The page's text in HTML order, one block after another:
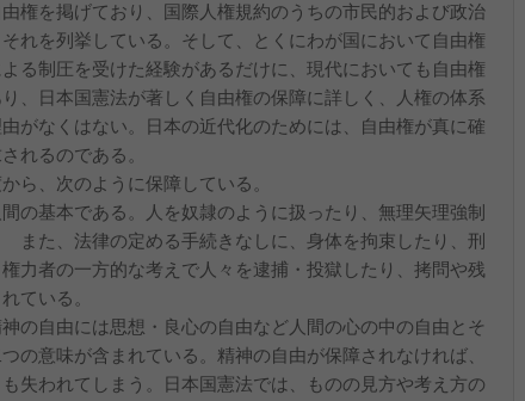
権を掲げており、国際人権規約のうちの市民的および政治
れを列挙している。そして、とくにわが国において自由権
る制圧を受けた経験があるだけに、現代においても自由権
、日本国憲法が著しく自由権の保障に詳しく、人権の体系
がなくはない。日本の近代化のためには、自由権が真に確
れるのである。
ら、次のように保障している。
の基本である。人を奴隷のように扱ったり、無理矢理強制
、法律の定める手続きなしに、身体を拘束したり、刑
力者の一方的な考えで人々を逮捕・投獄したり、拷問や残
ている。
の自由には思想・良心の自由など人間の心の中の自由とそ
の意味が含まれている。精神の自由が保障されなければ、
失われてしまう。日本国憲法では、ものの見方や考え方の